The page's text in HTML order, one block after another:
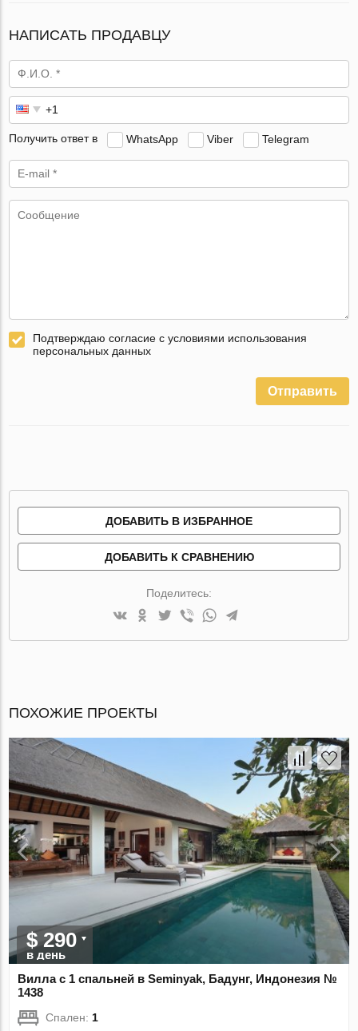
НАПИСАТЬ ПРОДАВЦУ
Получить ответ в WhatsApp Viber Telegram
Подтверждаю согласие с условиями использования
персональных данных
Отправить
ДОБАВИТЬ В ИЗБРАННОЕ
ДОБАВИТЬ К СРАВНЕНИЮ
Поделитесь:
ПОХОЖИЕ ПРОЕКТЫ
$ 290
в день
Вилла с 1 спальней в Seminyak, Бадунг, Индонезия №
1438
Спален:1